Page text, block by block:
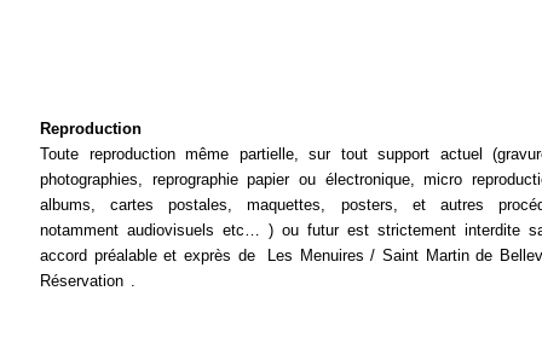
Reproduction
Toute reproduction même partielle, sur tout support actuel
photographies, reprographie papier ou électronique, micro
albums, cartes postales, maquettes, posters, et autres
notamment audiovisuels etc… ) ou futur est strictement interdite
accord préalable et exprès de
Les Menuires / Saint Martin de
Réservation .